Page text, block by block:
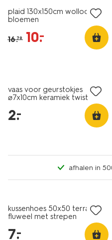
plaid 130x150cm wollook
bloemen
16.79 10.
–
vaas voor geurstokjes
⌀7x10cm keramiek twist
2.
–
afhalen in
kussenhoes 50x50 terra
fluweel met strepen
7.
–